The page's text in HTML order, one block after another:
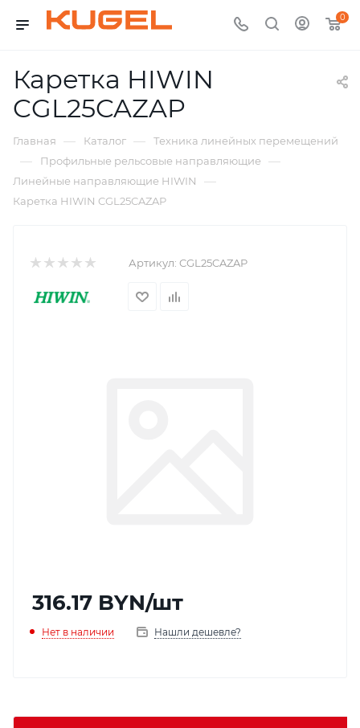
0
Каретка HIWIN
CGL25CAZAP
Главная — Каталог — Техника линейных перемещений
— Профильные рельсовые направляющие —
Линейные направляющие HIWIN —
Каретка HIWIN CGL25CAZAP
Артикул: CGL25CAZAP
316.17 BYN/шт
Нет в наличии Нашли дешевле?